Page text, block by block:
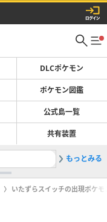
DLCポケモン
ポケモン図鑑
公式島一覧
共有装置
2ポケモ
もっとみる
いたずらスイッチの出現ポケ